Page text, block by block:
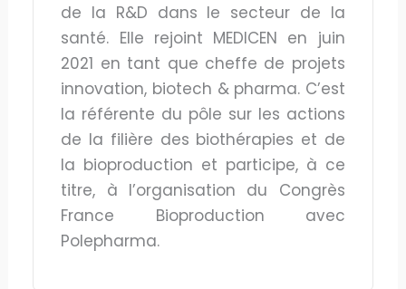
de la R&D dans le secteur de la
santé. Elle rejoint MEDICEN en juin
2021 en tant que cheffe de projets
innovation, biotech & pharma. C’est
la référente du pôle sur les actions
de la filière des biothérapies et de
la bioproduction et participe, à ce
titre, à l’organisation du Congrès
France Bioproduction avec
Polepharma.